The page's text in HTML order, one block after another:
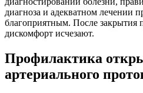
диагноза и адекватном лечении
благоприятным. После закрытия
дискомфорт исчезают.
Профилактика
артериального